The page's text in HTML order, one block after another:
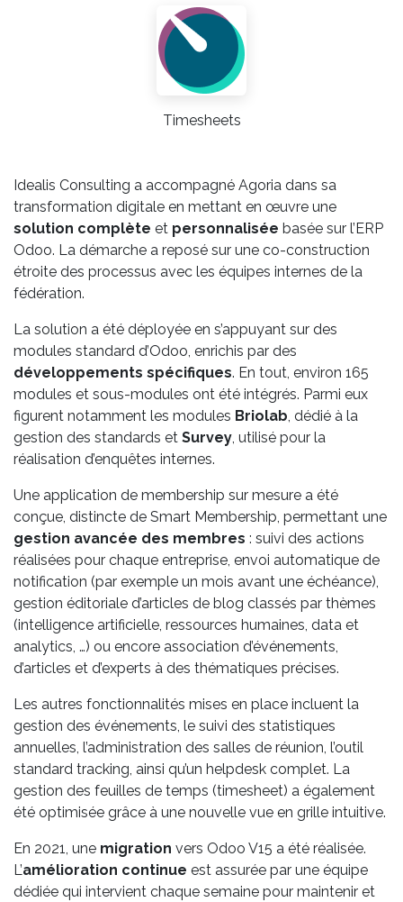
Timesheets
Idealis Consulting a accompagné Agoria dans sa
transformation digitale en mettant en œuvre une
solution complète et personnalisée basée sur l’ERP
Odoo. La démarche a reposé sur une co-construction
étroite des processus avec les équipes internes de la
fédération.
La solution a été déployée en s’appuyant sur des
modules standard d’Odoo, enrichis par des
développements spécifiques. En tout, environ 165
modules et sous-modules ont été intégrés. Parmi eux
figurent notamment les modules Briolab, dédié à la
gestion des standards et Survey, utilisé pour la
réalisation d’enquêtes internes.
Une application de membership sur mesure a été
conçue, distincte de Smart Membership, permettant une
gestion avancée des membres : suivi des actions
réalisées pour chaque entreprise, envoi automatique de
notification (par exemple un mois avant une échéance),
gestion éditoriale d’articles de blog classés par thèmes
(intelligence artificielle, ressources humaines, data et
analytics, …) ou encore association d’événements,
d’articles et d’experts à des thématiques précises.
Les autres fonctionnalités mises en place incluent la
gestion des événements, le suivi des statistiques
annuelles, l’administration des salles de réunion, l’outil
standard tracking, ainsi qu’un helpdesk complet. La
gestion des feuilles de temps (timesheet) a également
été optimisée grâce à une nouvelle vue en grille intuitive.
En 2021, une migration vers Odoo V15 a été réalisée.
L’amélioration continue est assurée par une équipe
dédiée qui intervient chaque semaine pour maintenir et